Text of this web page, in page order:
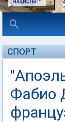
СПОРТ
Фабио